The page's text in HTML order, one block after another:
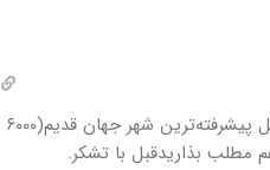
با سلام. لطفا در مورد شهر سوخته زابل پیشرفته‌ترین شهر جهان قدیم(۶۰۰۰
مطلب بذاریدقبل با تشکر.